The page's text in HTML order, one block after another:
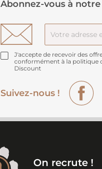
Abonnez-vous à
J'accepte de recevoir des
conformément à la politique
Discount
Suivez-nous !
On recrute !